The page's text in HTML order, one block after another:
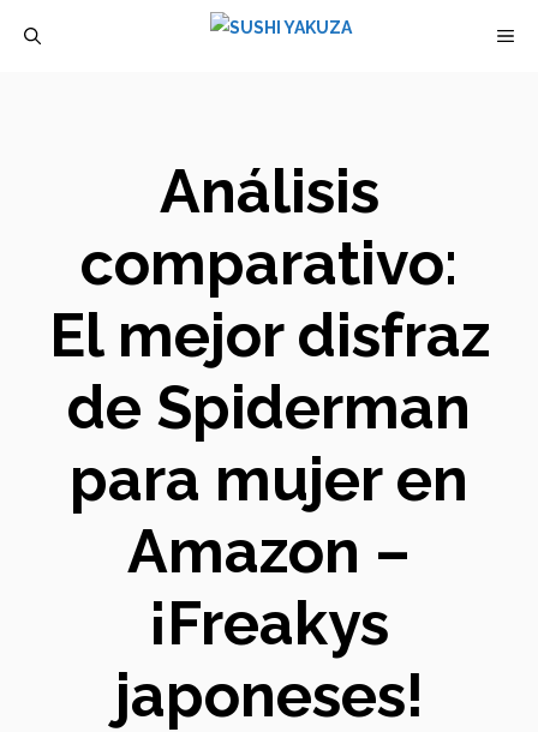
Análisis
comparativo:
El mejor disfraz
de Spiderman
para mujer en
Amazon –
¡Freakys
japoneses!